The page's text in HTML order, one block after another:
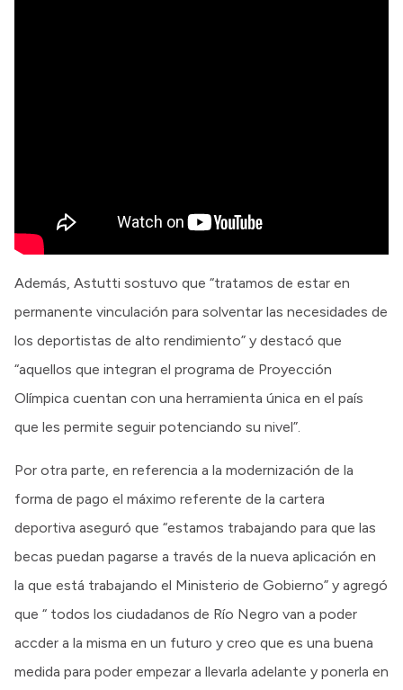
Además, Astutti sostuvo que “tratamos de estar en
permanente vinculación para solventar las necesidades de
los deportistas de alto rendimiento” y destacó que
“aquellos que integran el programa de Proyección
Olímpica cuentan con una herramienta única en el país
que les permite seguir potenciando su nivel”.
Por otra parte, en referencia a la modernización de la
forma de pago el máximo referente de la cartera
deportiva aseguró que “estamos trabajando para que las
becas puedan pagarse a través de la nueva aplicación en
la que está trabajando el Ministerio de Gobierno” y agregó
que “ todos los ciudadanos de Río Negro van a poder
accder a la misma en un futuro y creo que es una buena
medida para poder empezar a llevarla adelante y ponerla en